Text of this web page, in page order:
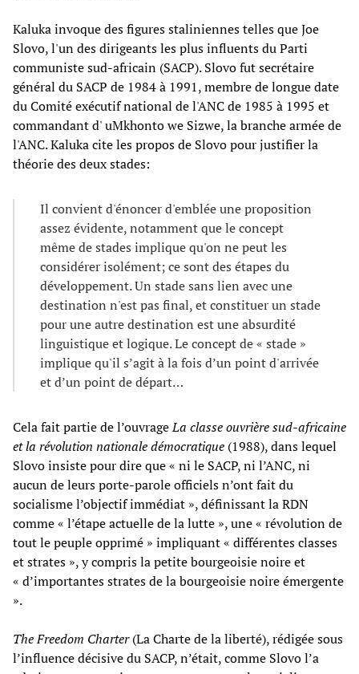
Kaluka invoque des figures staliniennes telles que Joe
Slovo, l'un des dirigeants les plus influents du Parti
communiste sud-africain (SACP). Slovo fut secrétaire
général du SACP de 1984 à 1991, membre de longue date
du Comité exécutif national de l'ANC de 1985 à 1995 et
commandant d' uMkhonto we Sizwe, la branche armée de
l'ANC. Kaluka cite les propos de Slovo pour justifier la
théorie des deux stades:
Il convient d'énoncer d'emblée une proposition
assez évidente, notamment que le concept
même de stades implique qu'on ne peut les
considérer isolément; ce sont des étapes du
développement. Un stade sans lien avec une
destination n'est pas final, et constituer un stade
pour une autre destination est une absurdité
linguistique et logique. Le concept de « stade »
implique qu'il s’agit à la fois d’un point d'arrivée
et d’un point de départ…
Cela fait partie de l’ouvrageLa classe ouvrière sud-africaine
et la révolution nationale démocratique (1988), dans lequel
Slovo insiste pour dire que « ni le SACP, ni l’ANC, ni
aucun de leurs porte-parole officiels n’ont fait du
socialisme l’objectif immédiat », définissant la RDN
comme « l’étape actuelle de la lutte », une « révolution de
tout le peuple opprimé » impliquant « différentes classes
et strates », y compris la petite bourgeoisie noire et
« d’importantes strates de la bourgeoisie noire émergente
».
The Freedom Charter(La Charte de la liberté), rédigée sous
l’influence décisive du SACP, n’était, comme Slovo l’a